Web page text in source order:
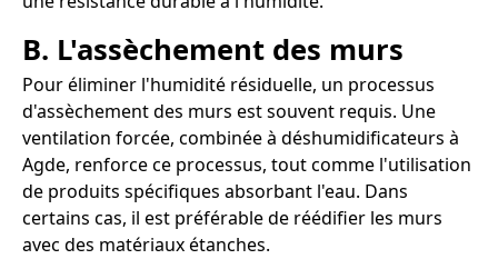
B. L'assèchement des murs
Pour éliminer l'humidité résiduelle, un processus
d'assèchement des murs est souvent requis. Une
ventilation forcée, combinée à déshumidificateurs à
Agde, renforce ce processus, tout comme l'utilisation
de produits spécifiques absorbant l'eau. Dans
certains cas, il est préférable de réédifier les murs
avec des matériaux étanches.